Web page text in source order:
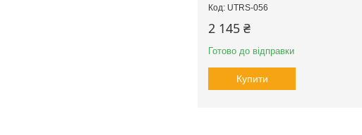
UTRS-056
2 145 ₴
Готово до відправки
Купити